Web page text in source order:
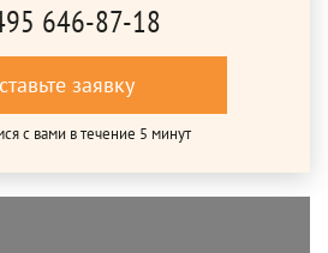
646-87-18
заявку
с вами в течение 5 минут